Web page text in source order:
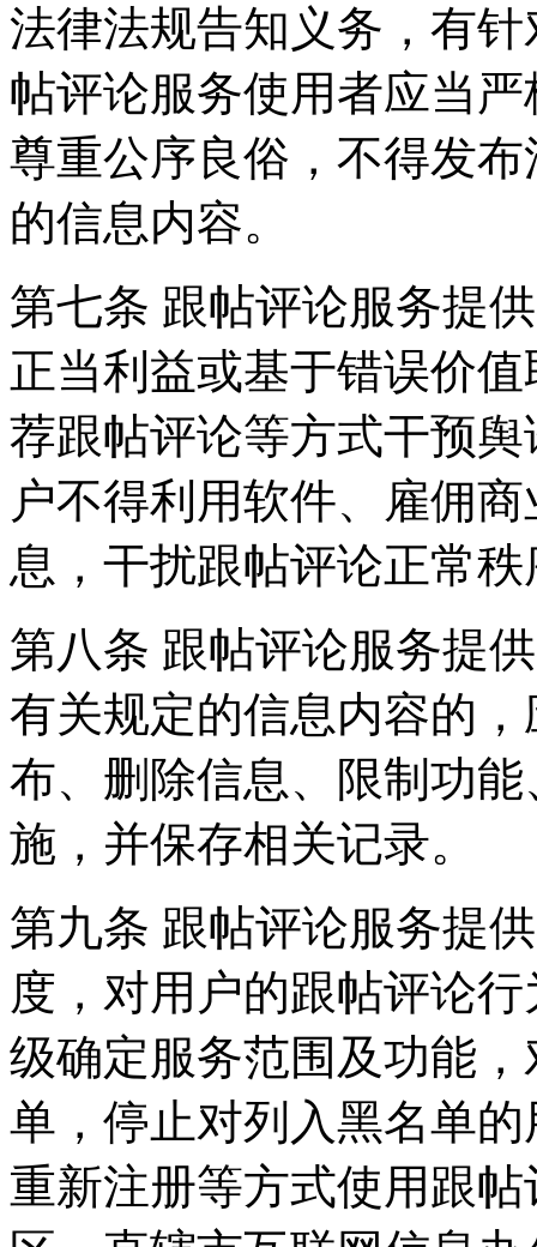
法律法规告知义务，有
帖评论服务使用者应当
尊重公序良俗，不得发
的信息内容。
第七条 跟帖评论服务提
正当利益或基于错误价
荐跟帖评论等方式干预
户不得利用软件、雇佣
息，干扰跟帖评论正常
第八条 跟帖评论服务提
有关规定的信息内容的
布、删除信息、限制功
施，并保存相关记录。
第九条 跟帖评论服务提
度，对用户的跟帖评论
级确定服务范围及功能
单，停止对列入黑名单
重新注册等方式使用跟